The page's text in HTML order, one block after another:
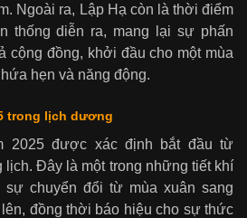
Ngoài ra, Lập Hạ còn là thời điểm
thống diễn ra, mang lại sự phấn
cộng đồng, khởi đầu cho một mùa
hẹn và năng động.
trong lịch dương
2025 được xác định bắt đầu từ
Đây là một trong những tiết khí
sự chuyển đổi từ mùa xuân sang
đồng thời báo hiệu cho sự thức